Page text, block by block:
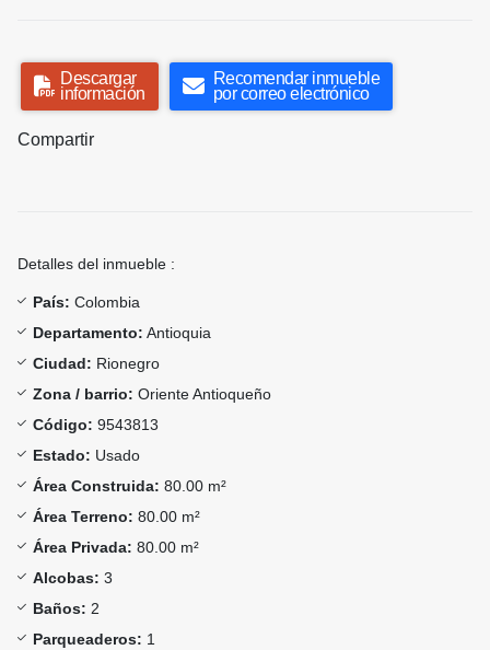
Descargar
información
Recomendar inmueble
por correo electrónico
Compartir
Detalles del inmueble :
País: Colombia
Departamento: Antioquia
Ciudad: Rionegro
Zona / barrio: Oriente Antioqueño
Código: 9543813
Estado: Usado
Área Construida: 80.00 m²
Área Terreno: 80.00 m²
Área Privada: 80.00 m²
Alcobas: 3
Baños: 2
Parqueaderos: 1